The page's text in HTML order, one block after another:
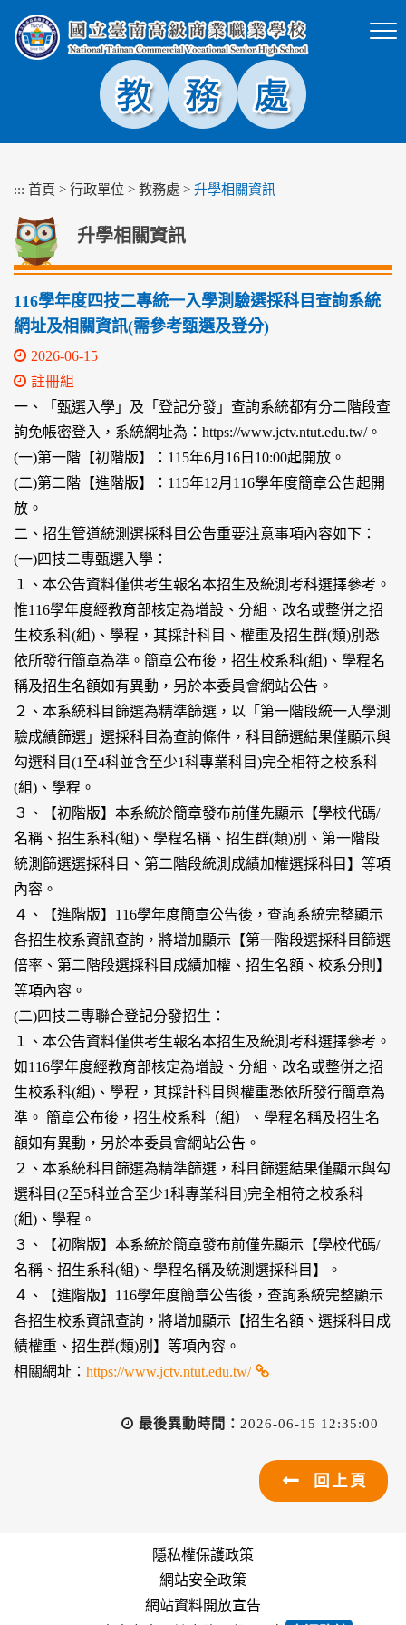
塊
::: 首頁 > 行政單位 > 教務處 > 升學相關資訊
升學相關資訊
116學年度四技二專統一入學測驗選採科目查詢系統
網址及相關資訊(需參考甄選及登分)
2026-06-15
註冊組
一、「甄選入學」及「登記分發」查詢系統都有分二階段查
詢免帳密登入，系統網址為：https://www.jctv.ntut.edu.tw/。
(一)第一階【初階版】：115年6月16日10:00起開放。
(二)第二階【進階版】：115年12月116學年度簡章公告起開
放。
二、招生管道統測選採科目公告重要注意事項內容如下：
(一)四技二專甄選入學：
１、本公告資料僅供考生報名本招生及統測考科選擇參考。
惟116學年度經教育部核定為增設、分組、改名或整併之招
生校系科(組)、學程，其採計科目、權重及招生群(類)別悉
依所發行簡章為準。簡章公布後，招生校系科(組)、學程名
稱及招生名額如有異動，另於本委員會網站公告。
２、本系統科目篩選為精準篩選，以「第一階段統一入學測
驗成績篩選」選採科目為查詢條件，科目篩選結果僅顯示與
勾選科目(1至4科並含至少1科專業科目)完全相符之校系科
(組)、學程。
３、【初階版】本系統於簡章發布前僅先顯示【學校代碼/
名稱、招生系科(組)、學程名稱、招生群(類)別、第一階段
統測篩選選採科目、第二階段統測成績加權選採科目】等項
內容。
４、【進階版】116學年度簡章公告後，查詢系統完整顯示
各招生校系資訊查詢，將增加顯示【第一階段選採科目篩選
倍率、第二階段選採科目成績加權、招生名額、校系分則】
等項內容。
(二)四技二專聯合登記分發招生：
１、本公告資料僅供考生報名本招生及統測考科選擇參考。
如116學年度經教育部核定為增設、分組、改名或整併之招
生校系科(組)、學程，其採計科目與權重悉依所發行簡章為
準。 簡章公布後，招生校系科（組）、學程名稱及招生名
額如有異動，另於本委員會網站公告。
２、本系統科目篩選為精準篩選，科目篩選結果僅顯示與勾
選科目(2至5科並含至少1科專業科目)完全相符之校系科
(組)、學程。
３、【初階版】本系統於簡章發布前僅先顯示【學校代碼/
名稱、招生系科(組)、學程名稱及統測選採科目】。
４、【進階版】116學年度簡章公告後，查詢系統完整顯示
各招生校系資訊查詢，將增加顯示【招生名額、選採科目成
績權重、招生群(類)別】等項內容。
相關網址： https://www.jctv.ntut.edu.tw/
最後異動時間： 2026-06-15 12:35:00
回上頁
隱私權保護政策
網站安全政策
網站資料開放宣告